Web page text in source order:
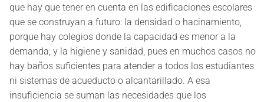
que hay que tener en cuenta en las edificaciones escolares
que se construyan a futuro: la densidad o hacinamiento,
porque hay colegios donde la capacidad es menor a la
demanda; y la higiene y sanidad, pues en muchos casos no
hay baños suficientes para atender a todos los estudiantes
ni sistemas de acueducto o alcantarillado. A esa
insuficiencia se suman las necesidades que los